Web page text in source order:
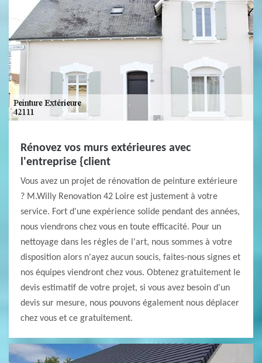
Rénovez vos murs extérieures avec
l'entreprise {client
Vous avez un projet de rénovation de peinture extérieure
? M.Willy Renovation 42 Loire est justement à votre
service. Fort d'une expérience solide pendant des années,
nous viendrons chez vous en toute efficacité. Pour un
nettoyage dans les règles de l'art, nous sommes à votre
disposition alors n'ayez aucun soucis, faites-nous signes et
nos équipes viendront chez vous. Obtenez gratuitement le
devis estimatif de votre projet, si vous avez besoin d'un
devis sur mesure, nous pouvons également nous déplacer
chez vous et ce gratuitement.